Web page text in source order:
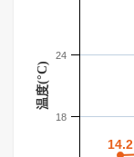
温度(°C)
14.2
14.2
18
24